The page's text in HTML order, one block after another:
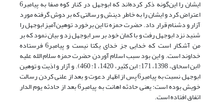
ایشان را این‌گونه ذکر کرده‌اند که ابوجهل در کنار کوه صفا به پیامبر6
اعتراض کرد و ایشان را به خاطر دینش و رسالتی که بر دوش گرفته مورد
آزار و دشنام قرار داد. حضرت حمزه تا این برخورد توهین‌آمیز ابوجهل را
شنید نزد ابوجهل رفت و با کمان خود بر سر ابوجهل زد و بیان نمود که بر
من آشکار است که خدایی جز خدای یکتا نیست و پیامبر6 فرستاده
خداوند است. و این بود سبب اسلام آوردن حضرت حمزه سلام الله علیه
(ابن اسحاق، 1398، 171؛ ابن کثیر، 1420، 1: 460). و آزار و اذیت و توهین
ابوجهل نسبت به پیامبر6 پس از اظهار دعوت و بعد از علنی کردن رسالت
خویش بوده است؛ یعنی حادثه اهانت به پیامبر6 بعد از حادثه یوم الدار
اتفاق افتاده است.